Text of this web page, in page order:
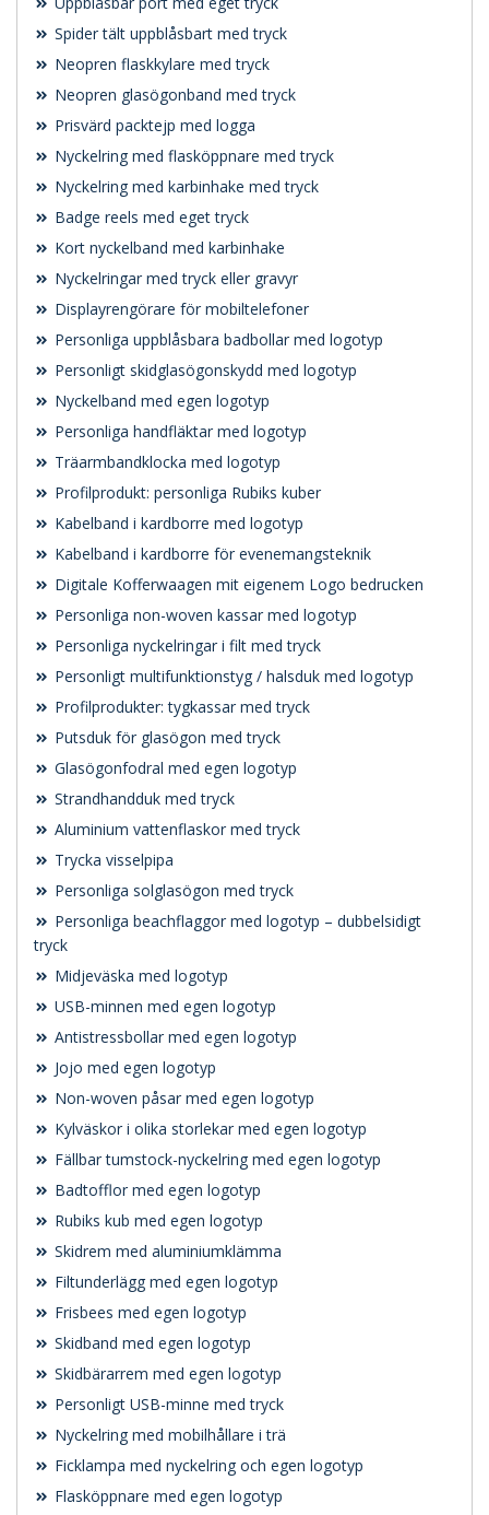
Spider tält uppblåsbart med tryck
Neopren flaskkylare med tryck
Neopren glasögonband med tryck
Prisvärd packtejp med logga
Nyckelring med flasköppnare med tryck
Nyckelring med karbinhake med tryck
Badge reels med eget tryck
Kort nyckelband med karbinhake
Nyckelringar med tryck eller gravyr
Displayrengörare för mobiltelefoner
Personliga uppblåsbara badbollar med logotyp
Personligt skidglasögonskydd med logotyp
Nyckelband med egen logotyp
Personliga handfläktar med logotyp
Träarmbandklocka med logotyp
Profilprodukt: personliga Rubiks kuber
Kabelband i kardborre med logotyp
Kabelband i kardborre för evenemangsteknik
Digitale Kofferwaagen mit eigenem Logo bedrucken
Personliga non-woven kassar med logotyp
Personliga nyckelringar i filt med tryck
Personligt multifunktionstyg / halsduk med logotyp
Profilprodukter: tygkassar med tryck
Putsduk för glasögon med tryck
Glasögonfodral med egen logotyp
Strandhandduk med tryck
Aluminium vattenflaskor med tryck
Trycka visselpipa
Personliga solglasögon med tryck
Personliga beachflaggor med logotyp – dubbelsidigt
tryck
Midjeväska med logotyp
USB-minnen med egen logotyp
Antistressbollar med egen logotyp
Jojo med egen logotyp
Non-woven påsar med egen logotyp
Kylväskor i olika storlekar med egen logotyp
Fällbar tumstock-nyckelring med egen logotyp
Badtofflor med egen logotyp
Rubiks kub med egen logotyp
Skidrem med aluminiumklämma
Filtunderlägg med egen logotyp
Frisbees med egen logotyp
Skidband med egen logotyp
Skidbärarrem med egen logotyp
Personligt USB-minne med tryck
Nyckelring med mobilhållare i trä
Ficklampa med nyckelring och egen logotyp
Flasköppnare med egen logotyp